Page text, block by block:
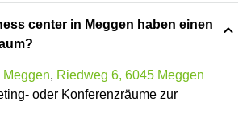
center in Meggen haben einen
Meggen, Riedweg 6, 6045 Meggen
oder Konferenzräume zur